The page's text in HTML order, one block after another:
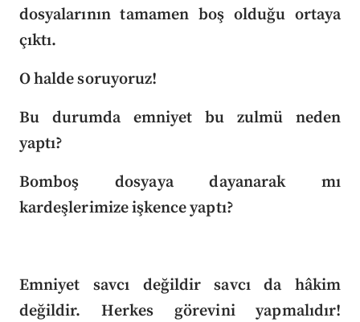
dosyalarının tamamen boş olduğu ortaya
çıktı.
O halde soruyoruz!
Bu durumda emniyet bu zulmü neden
yaptı?
Bomboş dosyaya dayanarak mı
kardeşlerimize işkence yaptı?
Emniyet savcı değildir savcı da hâkim
değildir. Herkes görevini yapmalıdır!